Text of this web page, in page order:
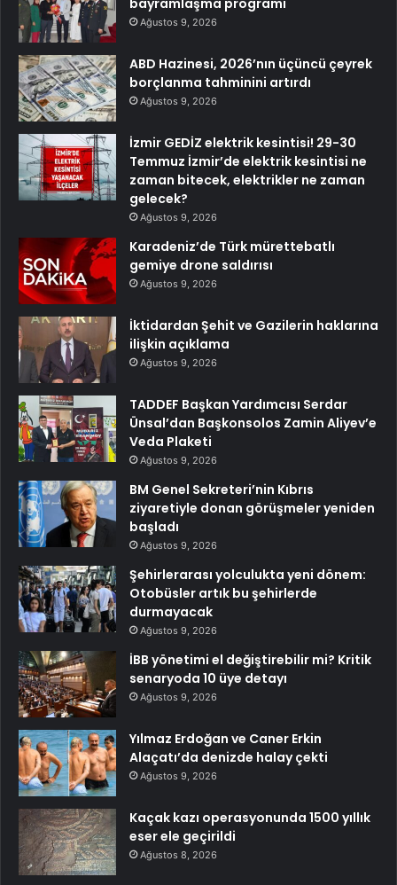
bayramlaşma programı
Ağustos 9, 2026
ABD Hazinesi, 2026’nın üçüncü çeyrek
borçlanma tahminini artırdı
Ağustos 9, 2026
İzmir GEDİZ elektrik kesintisi! 29-30
Temmuz İzmir’de elektrik kesintisi ne
zaman bitecek, elektrikler ne zaman
gelecek?
Ağustos 9, 2026
Karadeniz’de Türk mürettebatlı
gemiye drone saldırısı
Ağustos 9, 2026
İktidardan Şehit ve Gazilerin haklarına
ilişkin açıklama
Ağustos 9, 2026
TADDEF Başkan Yardımcısı Serdar
Ünsal’dan Başkonsolos Zamin Aliyev’e
Veda Plaketi
Ağustos 9, 2026
BM Genel Sekreteri’nin Kıbrıs
ziyaretiyle donan görüşmeler yeniden
başladı
Ağustos 9, 2026
Şehirlerarası yolculukta yeni dönem:
Otobüsler artık bu şehirlerde
durmayacak
Ağustos 9, 2026
İBB yönetimi el değiştirebilir mi? Kritik
senaryoda 10 üye detayı
Ağustos 9, 2026
Yılmaz Erdoğan ve Caner Erkin
Alaçatı’da denizde halay çekti
Ağustos 9, 2026
Kaçak kazı operasyonunda 1500 yıllık
eser ele geçirildi
Ağustos 8, 2026